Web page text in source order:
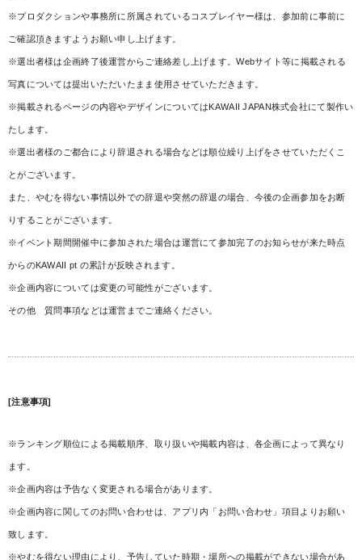
※プロダクションや事務所に所属されているコスプレイヤー様は、参加前に事前に
ご確認頂きますようお願い申し上げます。
※選出者様は企画終了後運営からご連絡差し上げます。Webサイト等に掲載される
写真については提出いただいたまま使用させていただきます。
※掲載されるページの内容やデザインについてはKAWAII JAPAN株式会社にて製作い
たします。
※選出者様のご都合により辞退される場合などは順位繰り上げをさせていただくこ
とがございます。
また、やむを得ない事情以外での辞退や突然の辞退の場合、今後の企画参加をお断
りすることがございます。
※イベント期間開催中に参加された場合は運営にて参加完了のお知らせが来た時点
からのKAWAII pt の累計が反映されます。
※企画内容については変更の可能性がございます。
その他 質問事項などは運営までご連絡ください。
[注意事項]
※ランキング順位による掲載順序、取り扱いや掲載内容は、各企画によって異なり
ます。
※企画内容は予告なく変更される場合があります。
※企画内容に関してのお問い合わせは、アプリ内「お問い合わせ」項目よりお願い
致します。
※やむを得ない理由により、予告していた時期・場所への掲載ができない場合があ